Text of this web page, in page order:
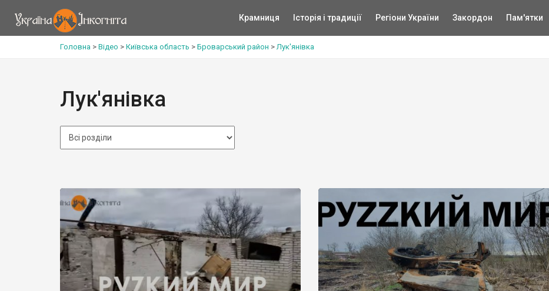
Крамниця Історія і традиції Регіони України Закордон Пам'ятки
Головна > Відео > Київська область > Броварський район >Лук'янівка
Лук'янівка